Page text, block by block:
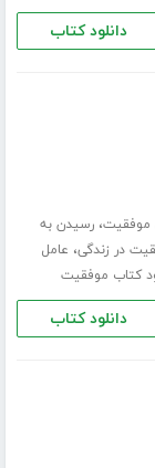
دانلود کتاب
موفقیت،رسیدن به
در زندگی، عامل
کتاب موفقیت
دانلود کتاب